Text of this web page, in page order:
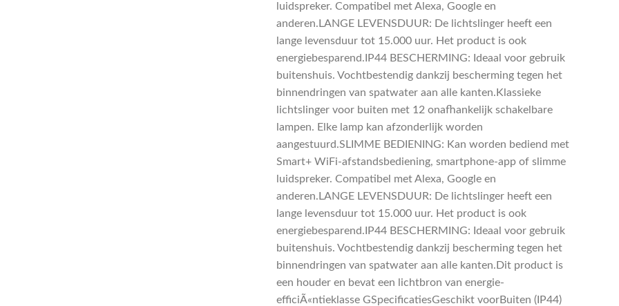
luidspreker. Compatibel met Alexa, Google en
anderen.LANGE LEVENSDUUR: De lichtslinger heeft een
lange levensduur tot 15.000 uur. Het product is ook
energiebesparend.IP44 BESCHERMING: Ideaal voor gebruik
buitenshuis. Vochtbestendig dankzij bescherming tegen het
binnendringen van spatwater aan alle kanten.Klassieke
lichtslinger voor buiten met 12 onafhankelijk schakelbare
lampen. Elke lamp kan afzonderlijk worden
aangestuurd.SLIMME BEDIENING: Kan worden bediend met
Smart+ WiFi-afstandsbediening, smartphone-app of slimme
luidspreker. Compatibel met Alexa, Google en
anderen.LANGE LEVENSDUUR: De lichtslinger heeft een
lange levensduur tot 15.000 uur. Het product is ook
energiebesparend.IP44 BESCHERMING: Ideaal voor gebruik
buitenshuis. Vochtbestendig dankzij bescherming tegen het
binnendringen van spatwater aan alle kanten.Dit product is
een houder en bevat een lichtbron van energie-
efficiÃ«ntieklasse GSpecificatiesGeschikt voorBuiten (IP44)